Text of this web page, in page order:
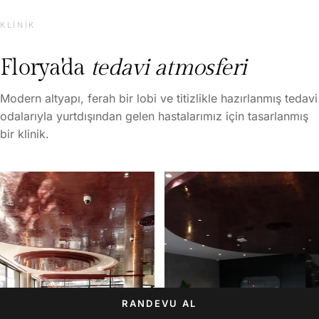
KLINIK
Florya'da tedavi atmosferi
Modern altyapı, ferah bir lobi ve titizlikle hazırlanmış tedavi
odalarıyla yurtdışından gelen hastalarımız için tasarlanmış
bir klinik.
RANDEVU AL